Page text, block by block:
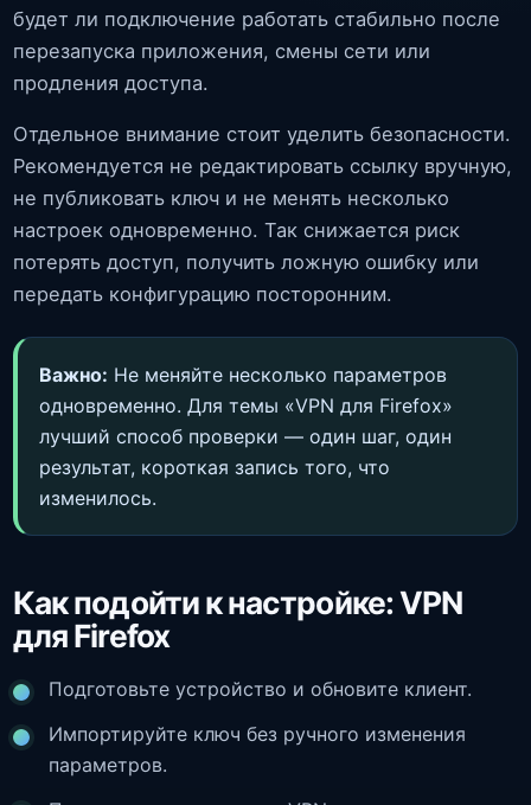
будет ли подключение работать стабильно после
перезапуска приложения, смены сети или
продления доступа.
Отдельное внимание стоит уделить безопасности.
Рекомендуется не редактировать ссылку вручную,
не публиковать ключ и не менять несколько
настроек одновременно. Так снижается риск
потерять доступ, получить ложную ошибку или
передать конфигурацию посторонним.
Важно: Не меняйте несколько параметров
одновременно. Для темы «VPN для Firefox»
лучший способ проверки — один шаг, один
результат, короткая запись того, что
изменилось.
Как подойти к настройке: VPN
для Firefox
Подготовьте устройство и обновите клиент.
Импортируйте ключ без ручного изменения
параметров.